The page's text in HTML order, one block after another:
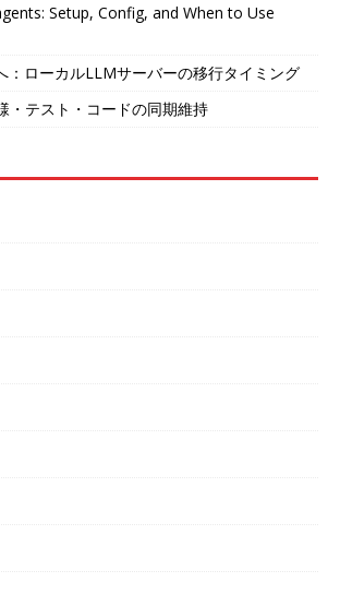
Setup, Config, and When to Use
：ローカルLLMサーバーの移行タイミング
・テスト・コードの同期維持